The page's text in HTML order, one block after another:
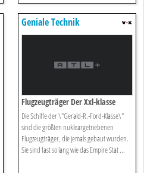
Geniale Technik
Flugzeugträger Der Xxl-klasse
Die Schiffe der \"Gerald-R.-Ford-Klasse\"
sind die größten nukleargetriebenen
Flugzeugträger, die jemals gebaut wurden.
Sie sind fast so lang wie das Empire Stat ...